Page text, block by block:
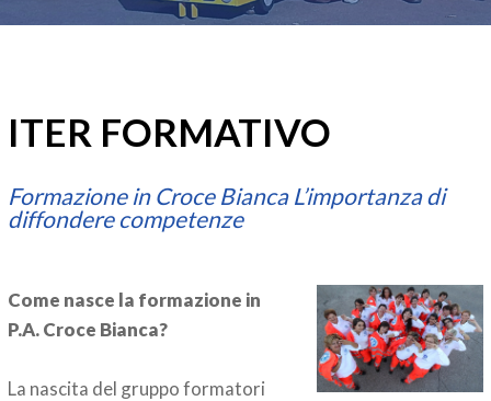
ITER FORMATIVO
Formazione in Croce Bianca L’importanza di
diffondere competenze
Come nasce la formazione in
P.A. Croce Bianca?
La nascita del gruppo formatori